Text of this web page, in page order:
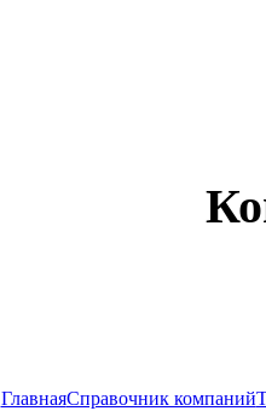
ГлавнаяСправочник компаний